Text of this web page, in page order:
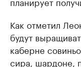
Как отметил
будут
каберне
сира, шардоне,